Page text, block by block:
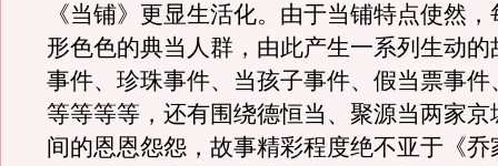
《当铺》更显生活化。由于当铺特点使然
形色色的典当人群，由此产生一系列生动的
事件、珍珠事件、当孩子事件、假当票事件
等等等等，还有围绕德恒当、聚源当两家京
间的恩恩怨怨，故事精彩程度绝不亚于《乔